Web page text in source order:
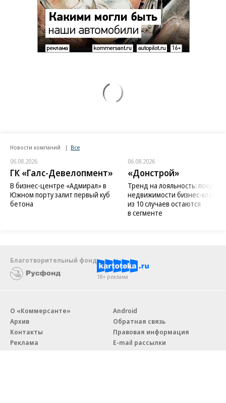
Новости компаний Все
06.08.2026
ГК «Галс-Девелопмент»
В бизнес-центре «Адмирал» в
Южном порту залит первый куб
бетона
06.08.2026
«Донстрой»
Тренд на лояльность:
недвижимости бизнес-класса
из 10 случаев остаются
в сегменте
Благотворительный фонд
18+ реклама
О «Коммерсанте»
Архив
Контакты
Реклама
Android
Обратная связь
Правовая информация
E-mail рассылки